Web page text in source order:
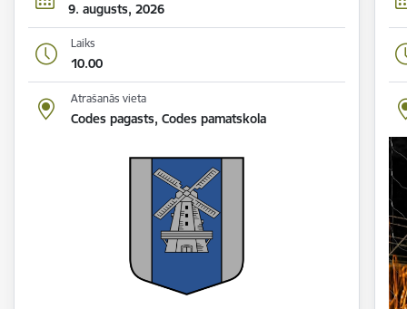
9. augusts, 2026
Laiks
10.00
Atrašanās vieta
Codes pagasts, Codes pamatskola